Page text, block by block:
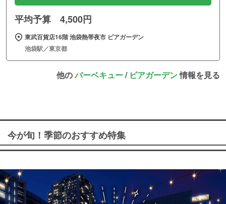
平均予算 4,500円
東武百貨店16階 池袋熱帯夜市 ビアガーデン
池袋駅／東京都
他のバーベキュー/ ビアガーデン情報を見る
今が旬！季節のおすすめ特集